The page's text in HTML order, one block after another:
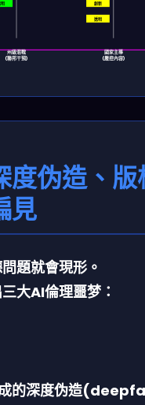
明 創新
透明
州級混戰
(聯邦干預)
國家主導
(嚴控內容)
度伪造、版
見
題就會現形。
大AI倫理噩梦：
的深度伪造